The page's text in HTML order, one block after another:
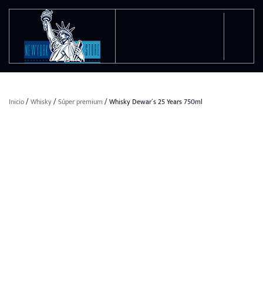
Ir al contenido principal
Inicio/Whisky/Súper premium / Whisky Dewar´s 25 Years 750ml